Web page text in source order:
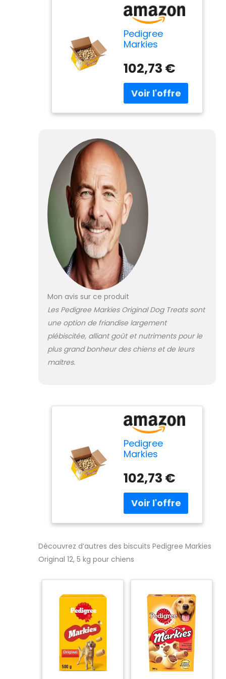
Pedigree
Markies
Treats Biscuits
12.5kg
102,73 €
Mon avis sur ce produit
Les Pedigree Markies Original Dog Treats sont
une option de friandise largement
plébiscitée, alliant goût et nutriments pour le
plus grand bonheur des chiens et de leurs
maîtres.
Pedigree
Markies
Treats Biscuits
12.5kg
102,73 €
Découvrez d’autres des biscuits Pedigree Markies
Original 12, 5 kg pour chiens